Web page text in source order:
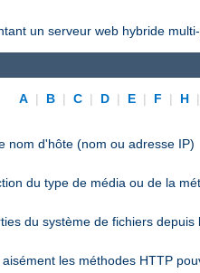
un serveur web hybride
A | B | C | D | E | F | H |
nom d'hôte (nom ou adresse IP)
du type de média ou de la
du système de fichiers
les méthodes HTTP